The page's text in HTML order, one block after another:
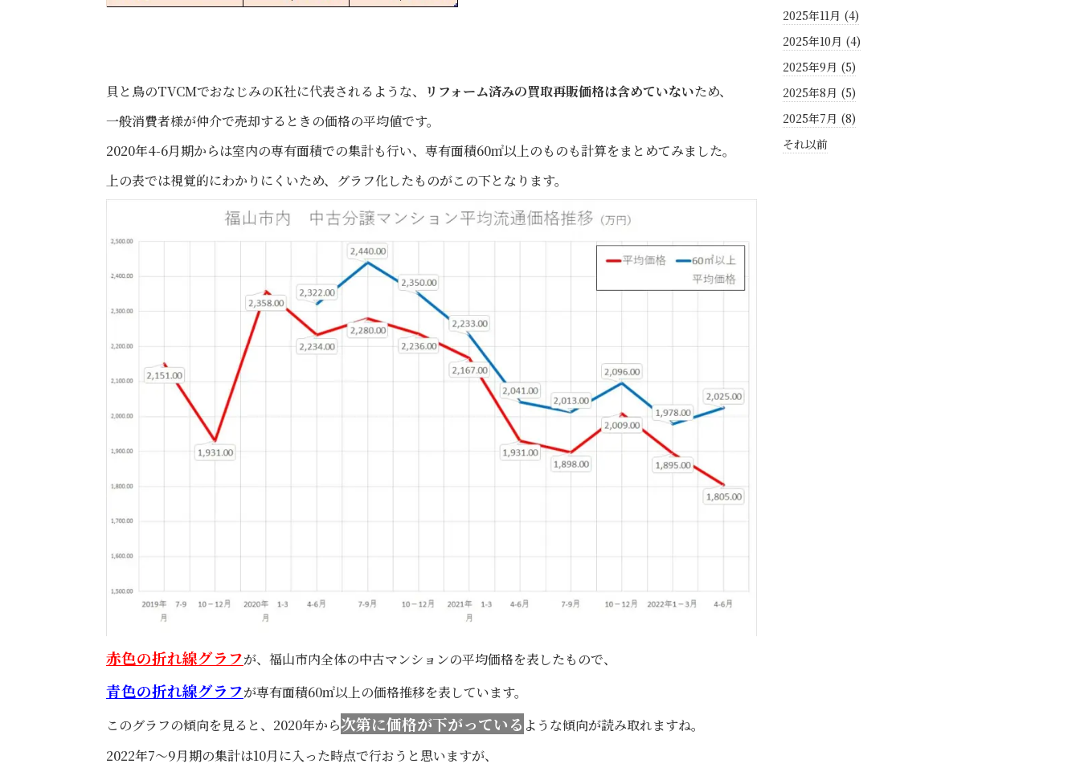
貝と鳥のTVCMでおなじみのK社に代表されるような、 リフォーム済みの買取再販価格は含めていないため、
一般消費者様が仲介で売却するときの価格の平均値です。
2020年4-6月期からは室内の専有面積での集計も行い、専有面積60㎡以上のものも計算をまとめてみました。
上の表では視覚的にわかりにくいため、グラフ化したものがこの下となります。
赤色の折れ線グラフが、福山市内全体の中古マンションの平均価格を表したもので、
青色の折れ線グラフが専有面積60㎡以上の価格推移を表しています。
このグラフの傾向を見ると、2020年から次第に価格が下がっている ような傾向が読み取れますね。
2022年7～9月期の集計は10月に入った時点で行おうと思いますが、
2025年11月 (4)
2025年10月 (4)
2025年9月 (5)
2025年8月 (5)
2025年7月 (8)
それ以前